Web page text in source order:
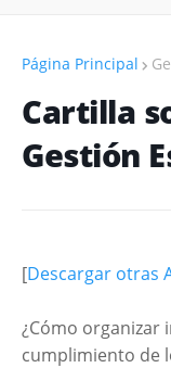
Página Principal
Cartilla
Gestión
[Descargar otras
¿Cómo organizar
cumplimiento de